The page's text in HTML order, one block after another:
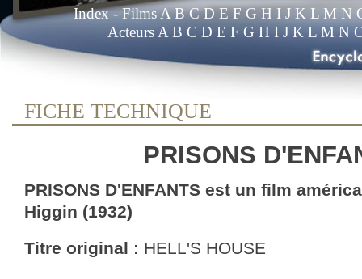
Index- FilmsA B C D E F G H I J K L M N
Acteurs A B C D E F G H I J K L M N
FICHE TECHNIQUE
PRISONS
PRISONS D'ENFANTS est un film
Higgin (1932)
Titre original : HELL'S HOUSE